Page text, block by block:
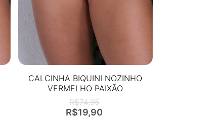
CALCINHA BIQUINI NOZINHO
VERMELHO PAIXÃO
R$74,95
R$19,90